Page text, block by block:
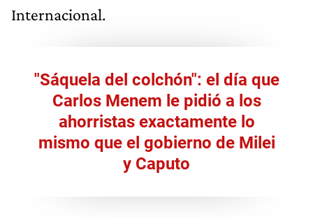
Internacional.
"Sáquela del colchón": el día que
Carlos Menem le pidió a los
ahorristas exactamente lo
mismo que el gobierno de Milei
y Caputo